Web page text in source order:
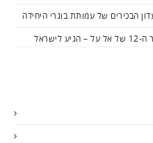
הבכירים של עמותת בוגרי היחידה